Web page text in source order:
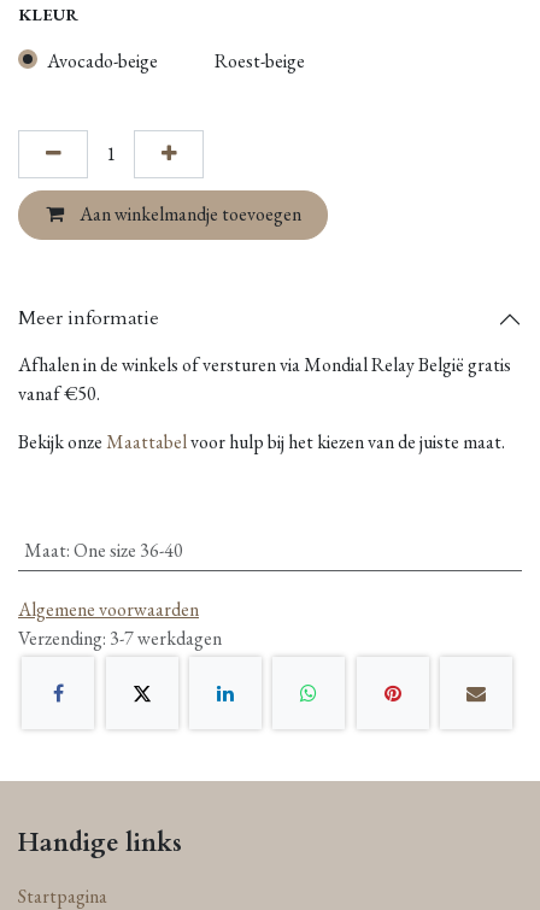
KLEUR
Avocado-beige Roest-beige
Aan winkelmandje toevoegen
Meer informatie
Afhalen in de winkels of versturen via Mondial Relay België gratis
vanaf €50.
Bekijk onzeMaattabelvoor hulp bij het kiezen van de juiste maat.
Maat:One size 36-40
Algemene voorwaarden
Verzending: 3-7 werkdagen
Handige links
Startpagina